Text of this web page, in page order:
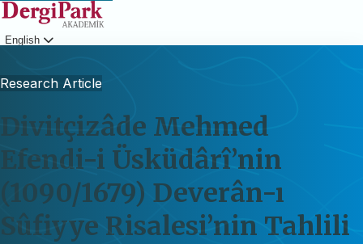
English
Research Article
Divitçizâde Mehmed
Efendi-i Üsküdârî’nin
(1090/1679) Deverân-ı
Sûfiyye Risalesi’nin Tahlili